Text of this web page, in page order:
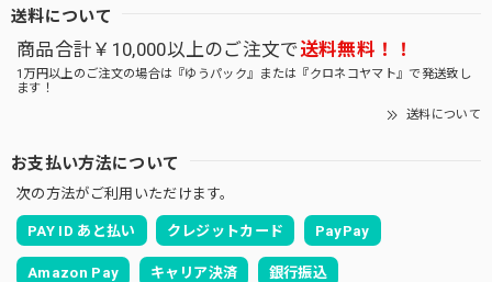
送料について
商品合計￥10,000以上のご注文で送料無料！！
1万円以上のご注文の場合は『ゆうパック』または『クロネコヤマト』で発送致し
ます！
送料について
お支払い方法について
次の方法がご利用いただけます。
PAY ID あと払い クレジットカード PayPay
Amazon Pay キャリア決済 銀行振込